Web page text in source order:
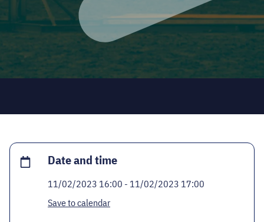
CASTLE PRISON EXHIBITION
ECOC-EVALUATION
Date and time
11/02/2023 16:00 - 11/02/2023 17:00
Save to calendar